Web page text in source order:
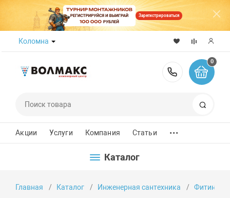
Зарегистрироваться
Коломна
8 (800)
0
Акции Услуги Компания Статьи ...
Каталог
Главная Каталог Инженерная сантехника Фитинги